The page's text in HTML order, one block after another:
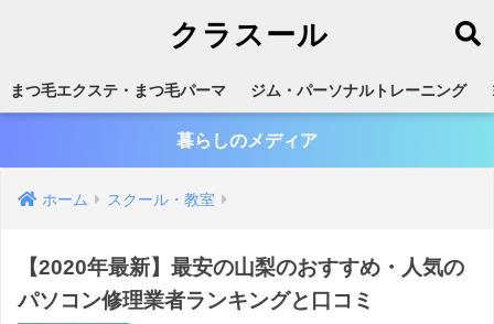
クラスール
まつ毛エクステ・まつ毛パーマ ジム・パーソナルトレーニング
暮らしのメディア
ホーム スクール・教室
【2020年最新】最安の山梨のおすすめ・人気の
パソコン修理業者ランキングと口コミ